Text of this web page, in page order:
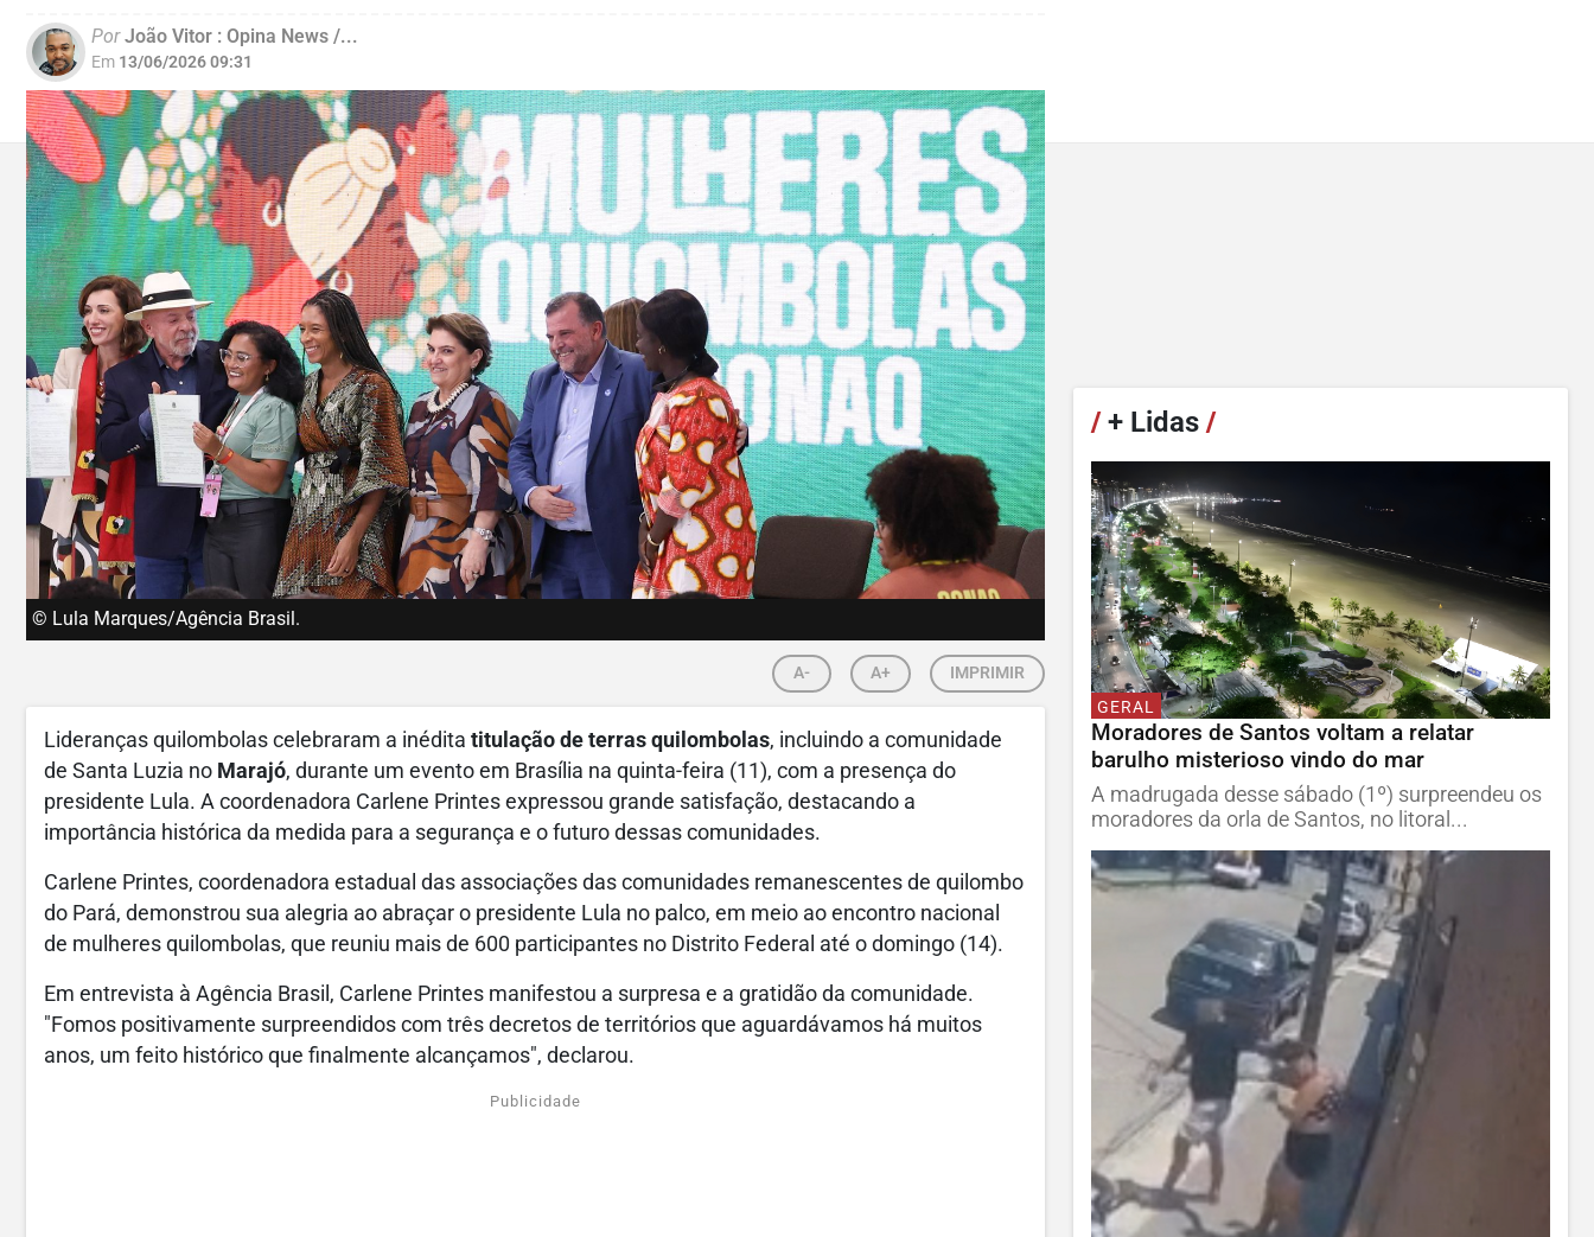
PorJoão Vitor : Opina News /...
Em 13/06/2026 09:31
© Lula Marques/Agência Brasil.
A- A+ IMPRIMIR
Lideranças quilombolas celebraram a inédita titulação de terras quilombolas, incluindo a comunidade
de Santa Luzia no Marajó, durante um evento em Brasília na quinta-feira (11), com a presença do
presidente Lula. A coordenadora Carlene Printes expressou grande satisfação, destacando a
importância histórica da medida para a segurança e o futuro dessas comunidades.
Carlene Printes, coordenadora estadual das associações das comunidades remanescentes de quilombo
do Pará, demonstrou sua alegria ao abraçar o presidente Lula no palco, em meio ao encontro nacional
de mulheres quilombolas, que reuniu mais de 600 participantes no Distrito Federal até o domingo (14).
Em entrevista à Agência Brasil, Carlene Printes manifestou a surpresa e a gratidão da comunidade.
"Fomos positivamente surpreendidos com três decretos de territórios que aguardávamos há muitos
anos, um feito histórico que finalmente alcançamos", declarou.
Publicidade
/+ Lidas /
GERAL
Moradores de Santos voltam a relatar
barulho misterioso vindo do mar
A madrugada desse sábado (1º) surpreendeu os
moradores da orla de Santos, no litoral...